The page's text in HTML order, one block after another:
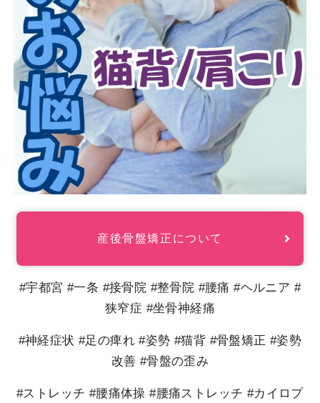
産後骨盤矯正について
#宇都宮 #一条 #接骨院 #整骨院 #腰痛 #ヘルニア #
狭窄症 #坐骨神経痛
#神経症状 #足の痺れ #姿勢 #猫背 #骨盤矯正 #姿勢
改善 #骨盤の歪み
#ストレッチ #腰痛体操 #腰痛ストレッチ #カイロプ